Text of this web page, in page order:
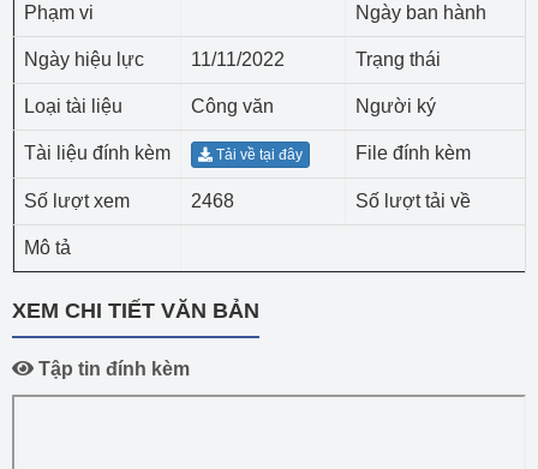
Phạm vi Ngày ban hành
Ngày hiệu lực 11/11/2022 Trạng thái
Loại tài liệu Công văn Người ký
Tài liệu đính kèm Tải về tại đây File đính kèm
Số lượt xem 2468 Số lượt tải về
Mô tả
XEM CHI TIẾT VĂN BẢN
Tập tin đính kèm